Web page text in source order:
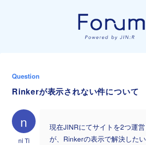
Question
Rinkerが表示されない件について
n
ni Ti
現在JINRにてサイトを2つ運
が、Rinkerの表示で解決した